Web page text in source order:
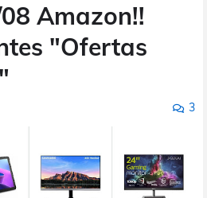
08 Amazon!!
"Ofertas
3